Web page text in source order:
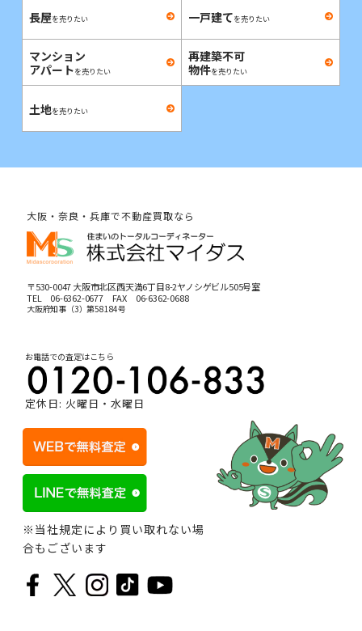
長屋を売りたい 一戸建てを売りたい
マンション
アパートを売りたい
再建築不可
物件を売りたい
土地を売りたい
大阪・奈良・兵庫で不動産買取なら
〒530-0047 大阪市北区西天満6丁目8-2ヤノシゲビル505号室
TEL 06-6362-0677FAX 06-6362-0688
大阪府知事（3）第58184号
お電話での査定はこちら
定休日: 火曜日・水曜日
※当社規定により買い取れない場
合もございます